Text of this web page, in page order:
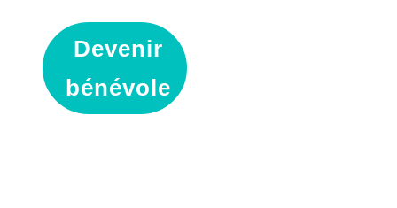
Devenir
bénévole